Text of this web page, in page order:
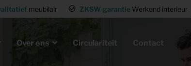
meubilair ZKSW-garantie Werkend interieur
Over ons Circulariteit Contact